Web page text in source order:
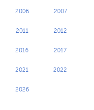
2006 2007
2011 2012
2016 2017
2021 2022
2026